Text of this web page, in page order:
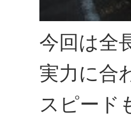
今回は全
実力に合
スピード